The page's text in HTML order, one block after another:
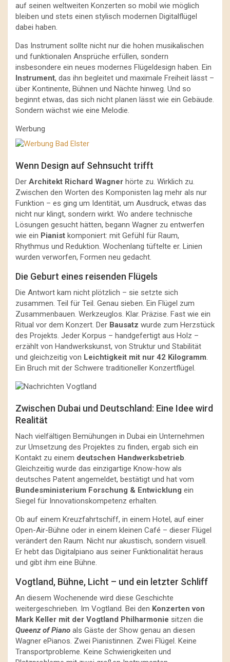
auf seinen weltweiten Konzerten so mobil wie möglich
bleiben und stets einen stylisch modernen Digitalflügel
dabei haben.
Das Instrument sollte nicht nur die hohen musikalischen
und funktionalen Ansprüche erfüllen, sondern
insbesondere ein neues modernes Flügeldesign haben. Ein
Instrument, das ihn begleitet und maximale Freiheit lässt –
über Kontinente, Bühnen und Nächte hinweg. Und so
beginnt etwas, das sich nicht planen lässt wie ein Gebäude.
Sondern wächst wie eine Melodie.
Werbung
Wenn Design auf Sehnsucht trifft
Der Architekt Richard Wagner hörte zu. Wirklich zu.
Zwischen den Worten des Komponisten lag mehr als nur
Funktion – es ging um Identität, um Ausdruck, etwas das
nicht nur klingt, sondern wirkt. Wo andere technische
Lösungen gesucht hätten, begann Wagner zu entwerfen
wie ein Pianist komponiert: mit Gefühl für Raum,
Rhythmus und Reduktion. Wochenlang tüftelte er. Linien
wurden verworfen, Formen neu gedacht.
Die Geburt eines reisenden Flügels
Die Antwort kam nicht plötzlich – sie setzte sich
zusammen. Teil für Teil. Genau sieben. Ein Flügel zum
Zusammenbauen. Werkzeuglos. Klar. Präzise. Fast wie ein
Ritual vor dem Konzert. Der Bausatz wurde zum Herzstück
des Projekts. Jeder Korpus – handgefertigt aus Holz –
erzählt von Handwerkskunst, von Struktur und Stabilität
und gleichzeitig von Leichtigkeit mit nur 42 Kilogramm.
Ein Bruch mit der Schwere traditioneller Konzertflügel.
Zwischen Dubai und Deutschland: Eine Idee wird
Realität
Nach vielfältigen Bemühungen in Dubai ein Unternehmen
zur Umsetzung des Projektes zu finden, ergab sich ein
Kontakt zu einem deutschen Handwerksbetrieb.
Gleichzeitig wurde das einzigartige Know-how als
deutsches Patent angemeldet, bestätigt und hat vom
Bundesministerium Forschung & Entwicklung ein
Siegel für Innovationskompetenz erhalten.
Ob auf einem Kreuzfahrtschiff, in einem Hotel, auf einer
Open-Air-Bühne oder in einem kleinen Café – dieser Flügel
verändert den Raum. Nicht nur akustisch, sondern visuell.
Er hebt das Digitalpiano aus seiner Funktionalität heraus
und gibt ihm eine Bühne.
Vogtland, Bühne, Licht – und ein letzter Schliff
An diesem Wochenende wird diese Geschichte
weitergeschrieben. Im Vogtland. Bei den Konzerten von
Mark Keller mit der Vogtland Philharmonie sitzen die
Queenz of Piano als Gäste der Show genau an diesen
Wagner ePianos. Zwei Pianistinnen. Zwei Flügel. Keine
Transportprobleme. Keine Schwierigkeiten und